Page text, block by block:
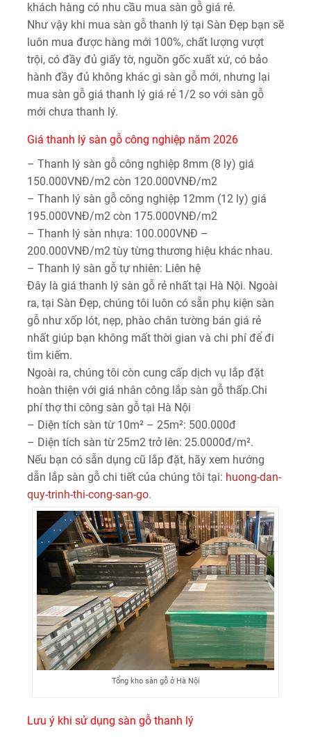
khách hàng có nhu cầu mua sàn gỗ giá rẻ.
Như vậy khi mua sàn gỗ thanh lý tại Sàn Đẹp bạn sẽ
luôn mua được hàng mới 100%, chất lượng vượt
trội, có đầy đủ giấy tờ, nguồn gốc xuất xứ, có bảo
hành đầy đủ không khác gì sàn gỗ mới, nhưng lại
mua sàn gỗ giá thanh lý giá rẻ 1/2 so với sàn gỗ
mới chưa thanh lý.
Giá thanh lý sàn gỗ công nghiệp năm 2026
– Thanh lý sàn gỗ công nghiệp 8mm (8 ly) giá
150.000VNĐ/m2 còn 120.000VNĐ/m2
– Thanh lý sàn gỗ công nghiệp 12mm (12 ly) giá
195.000VNĐ/m2 còn 175.000VNĐ/m2
– Thanh lý sàn nhựa: 100.000VNĐ –
200.000VNĐ/m2 tùy từng thương hiệu khác nhau.
– Thanh lý sàn gỗ tự nhiên: Liên hệ
Đây là giá thanh lý sàn gỗ rẻ nhất tại Hà Nội. Ngoài
ra, tại Sàn Đẹp, chúng tôi luôn có sẵn phụ kiện sàn
gỗ như xốp lót, nẹp, phào chân tường bán giá rẻ
nhất giúp bạn không mất thời gian và chi phí để đi
tìm kiếm.
Ngoài ra, chúng tôi còn cung cấp dịch vụ lắp đặt
hoàn thiện với giá nhân công lắp sàn gỗ thấp.Chi
phí thợ thi công sàn gỗ tại Hà Nội
– Diện tích sàn từ 10m² – 25m²: 500.000đ
– Diện tích sàn từ 25m2 trở lên: 25.0000đ/m².
Nếu bạn có sẵn dụng cũ lắp đặt, hãy xem hướng
dẫn lắp sàn gỗ chi tiết của chúng tôi tại: huong-dan-
quy-trinh-thi-cong-san-go.
Tổng kho sàn gỗ ở Hà Nội
Lưu ý khi sử dụng sàn gỗ thanh lý